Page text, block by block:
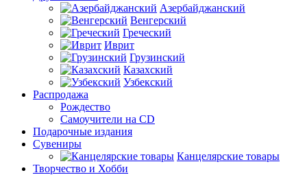
Азербайджанский
Венгерский
Греческий
Иврит
Грузинский
Казахский
Узбекский
Распродажа
Рождество
Самоучители на CD
Подарочные издания
Сувениры
Канцелярские товары
Творчество и Хобби